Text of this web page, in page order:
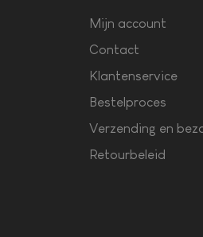
Mijn account
Contact
Klantenservice
Bestelproces
Verzending en
Retourbeleid